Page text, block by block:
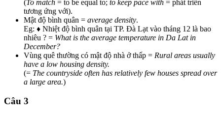
(To match = to be equal to; to keep pace with = phát triển
tương ứng với).
Mật độ bình quân = average density.
Eg: ♦ Nhiệt độ bình quân tại TP. Đà Lạt vào tháng 12 là bao
nhiêu ? = What is the average temperature in Da Lat in
December?
Vùng quê thường có mật độ nhà ở thấp = Rural areas usually
have a low housing density.
(= The countryside often has relatively few houses spread over
a large area.)
Câu 3